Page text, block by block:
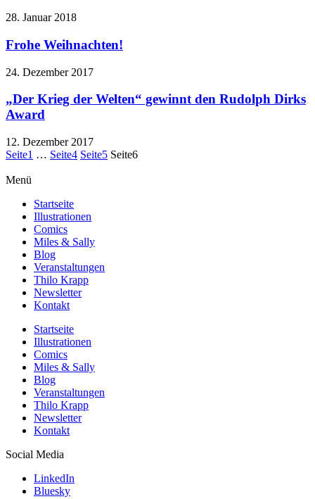
28. Januar 2018
Frohe Weihnachten!
24. Dezember 2017
„Der Krieg der Welten“ gewinnt den Rudolph Dirks
Award
12. Dezember 2017
Seite1 … Seite4 Seite5 Seite6
Menü
Startseite
Illustrationen
Comics
Miles & Sally
Blog
Veranstaltungen
Thilo Krapp
Newsletter
Kontakt
Startseite
Illustrationen
Comics
Miles & Sally
Blog
Veranstaltungen
Thilo Krapp
Newsletter
Kontakt
Social Media
LinkedIn
Bluesky